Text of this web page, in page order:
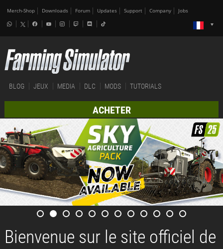
Merch-Shop Downloads Forum Updates Support Company Jobs
BLOG JEUX MEDIA DLC MODS TUTORIALS
ACHETER
Bienvenue sur le site officiel de